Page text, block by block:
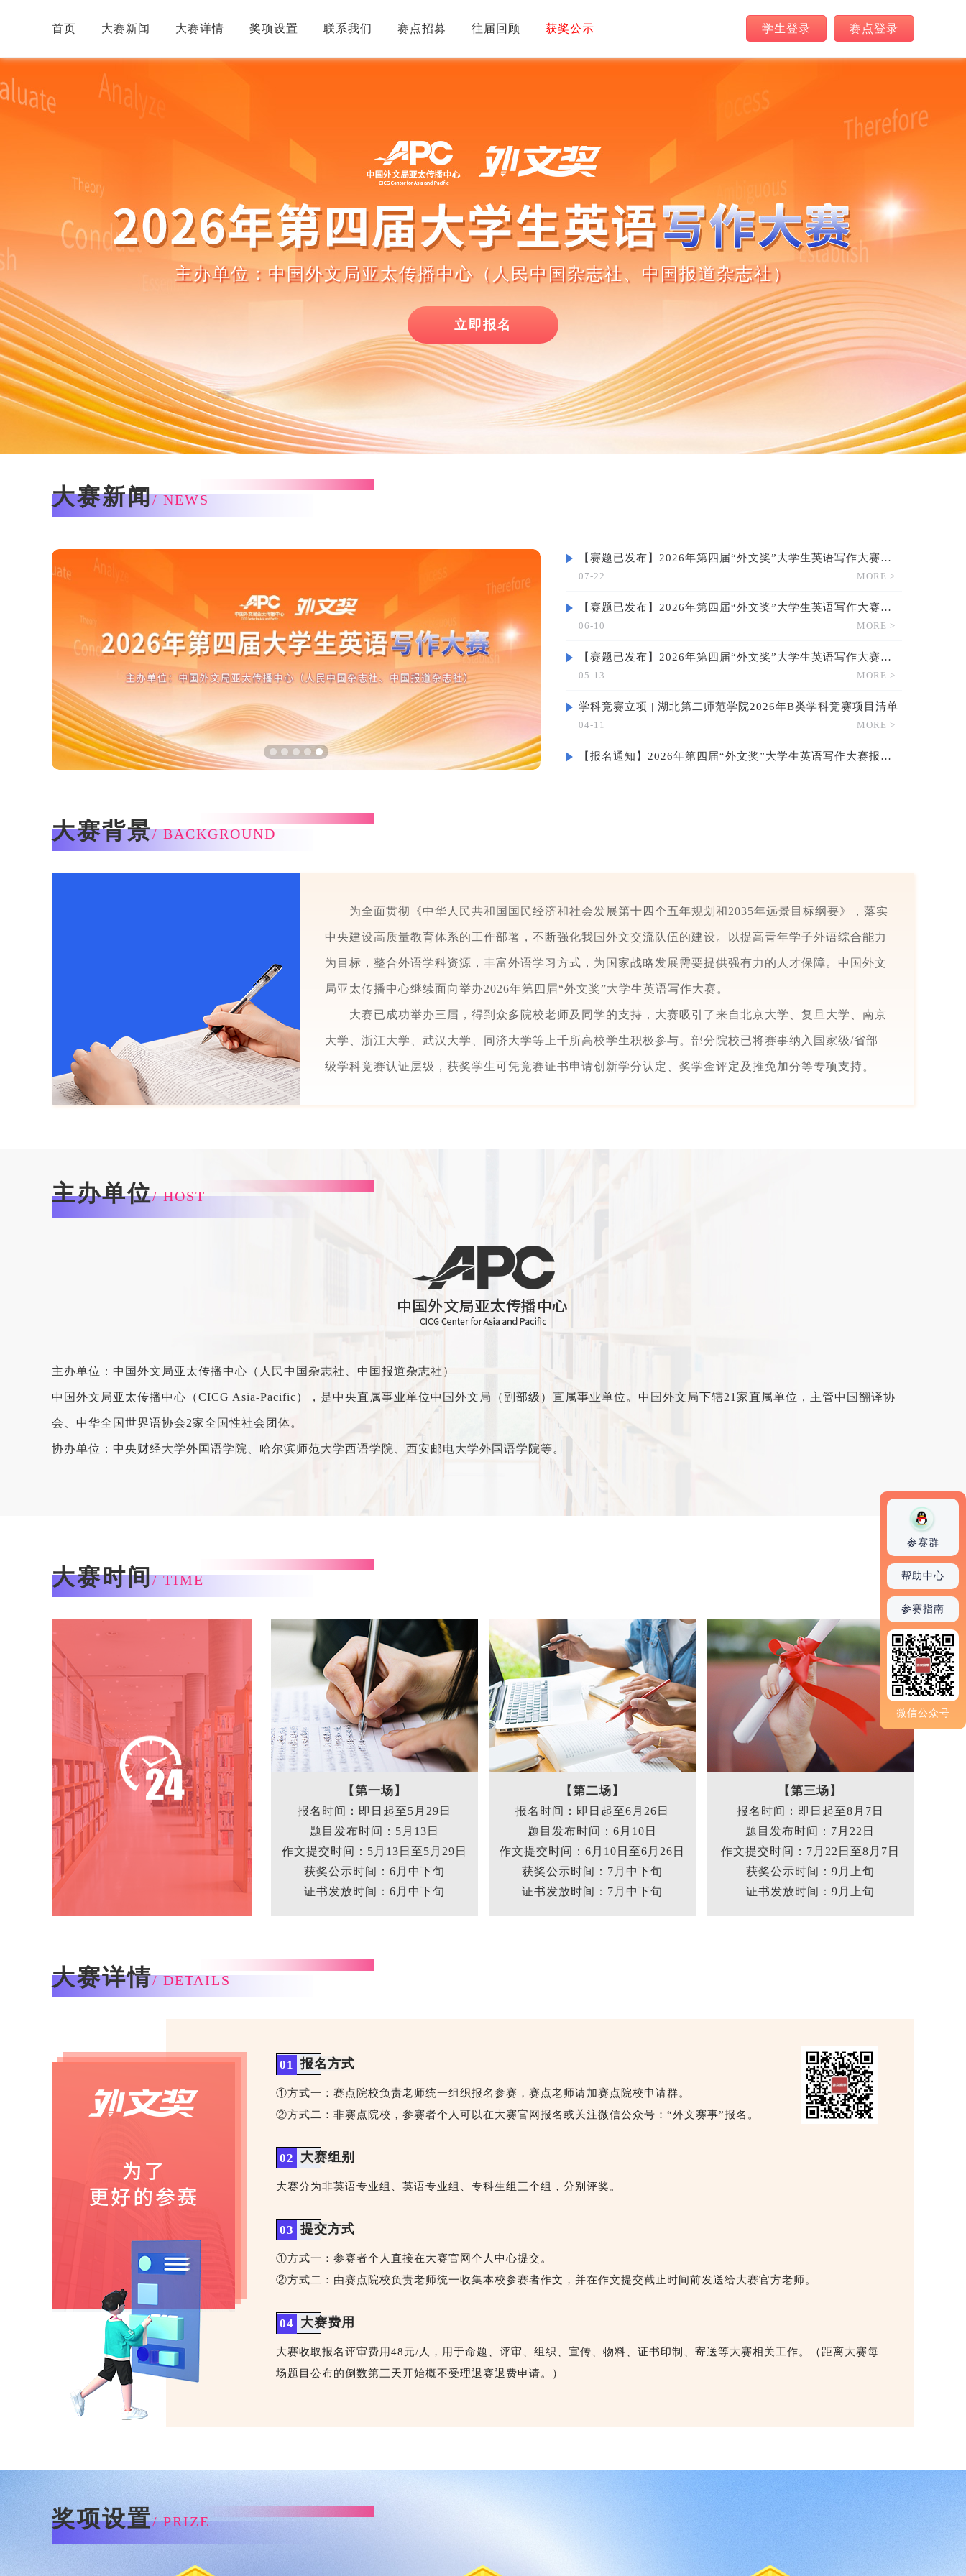
首页 大赛新闻 大赛详情 奖项设置 联系我们 赛点招募 往届回顾 获奖公示 学生登录 赛点登录
主办单位：中国外文局亚太传播中心 （人民中国杂志社、中国报道杂志社）
立即报名
大赛新闻/ NEWS
【赛题已发布】2026年第四届“外文奖”大学生英语写作大赛第三场赛题已发布！
07-22 MORE >
【赛题已发布】2026年第四届“外文奖”大学生英语写作大赛第二场赛题已发布！
06-10 MORE >
【赛题已发布】2026年第四届“外文奖”大学生英语写作大赛第一场赛题已发布！
05-13 MORE >
学科竞赛立项 | 湖北第二师范学院2026年B类学科竞赛项目清单
04-11 MORE >
【报名通知】2026年第四届“外文奖”大学生英语写作大赛报名开始！
大赛背景/ BACKGROUND
为全面贯彻《中华人民共和国国民经济和社会发展第十四个五年规划和2035年远景目标纲要》，落实
中央建设高质量教育体系的工作部署，不断强化我国外文交流队伍的建设。以提高青年学子外语综合能力
为目标，整合外语学科资源，丰富外语学习方式，为国家战略发展需要提供强有力的人才保障。中国外文
局亚太传播中心继续面向举办2026年第四届“外文奖”大学生英语写作大赛。
大赛已成功举办三届，得到众多院校老师及同学的支持，大赛吸引了来自北京大学、复旦大学、南京
大学、浙江大学、武汉大学、同济大学等上千所高校学生积极参与。部分院校已将赛事纳入国家级/省部
级学科竞赛认证层级，获奖学生可凭竞赛证书申请创新学分认定、奖学金评定及推免加分等专项支持。
主办单位/ HOST
主办单位：中国外文局亚太传播中心（人民中国杂志社、中国报道杂志社）
中国外文局亚太传播中心（CICG Asia-Pacific），是中央直属事业单位中国外文局（副部级）直属事业单位。中国外文局下辖21家直属单位，主管中国翻译协
会、中华全国世界语协会2家全国性社会团体。
协办单位：中央财经大学外国语学院、哈尔滨师范大学西语学院、西安邮电大学外国语学院等。
大赛时间/ TIME
【第一场】
报名时间：即日起至5月29日
题目发布时间：5月13日
作文提交时间：5月13日至5月29日
获奖公示时间：6月中下旬
证书发放时间：6月中下旬
【第二场】
报名时间：即日起至6月26日
题目发布时间：6月10日
作文提交时间：6月10日至6月26日
获奖公示时间：7月中下旬
证书发放时间：7月中下旬
【第三场】
报名时间：即日起至8月7日
题目发布时间：7月22日
作文提交时间：7月22日至8月7日
获奖公示时间：9月上旬
证书发放时间：9月上旬
大赛详情/ DETAILS
01 报名方式
①方式一：赛点院校负责老师统一组织报名参赛，赛点老师请加赛点院校申请群。
②方式二：非赛点院校，参赛者个人可以在大赛官网报名或关注微信公众号：“外文赛事”报名。
02 大赛组别
大赛分为非英语专业组、英语专业组、专科生组三个组，分别评奖。
03 提交方式
①方式一：参赛者个人直接在大赛官网个人中心提交。
②方式二：由赛点院校负责老师统一收集本校参赛者作文，并在作文提交截止时间前发送给大赛官方老师。
04 大赛费用
大赛收取报名评审费用48元/人，用于命题、评审、组织、宣传、物料、证书印制、寄送等大赛相关工作。（距离大赛每
场题目公布的倒数第三天开始概不受理退赛退费申请。）
奖项设置/ PRIZE
参赛群
帮助中心
参赛指南
微信公众号